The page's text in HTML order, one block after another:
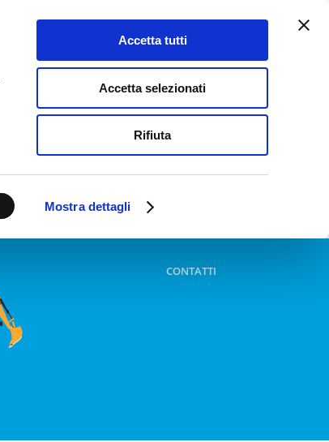
Mostra dettagli
Accetta tutti
Accetta selezionati
Rifiuta
CONTATTI